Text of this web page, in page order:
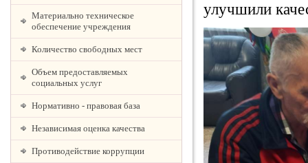
Материально техническое
обеспечение учреждения
Количество свободных мест
Объем предоставляемых
социальных услуг
Нормативно - правовая база
Независимая оценка качества
Противодействие коррупции
улучшили